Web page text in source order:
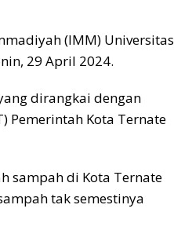
(IMM) Universitas
29 April 2024.
dirangkai dengan
Pemerintah Kota Ternate
sampah di Kota Ternate
tak semestinya